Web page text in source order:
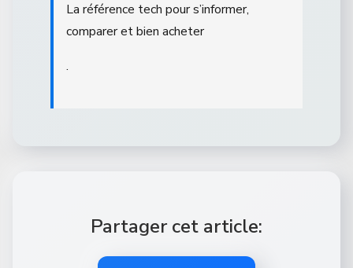
La référence tech pour s’informer,
comparer et bien acheter
.
Partager cet article: